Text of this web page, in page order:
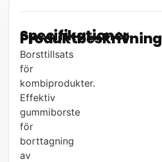
Produktbeskrivning
Borsttillsats
för
kombiprodukter.
Effektiv
gummiborste
för
borttagning
av
Specifikationer